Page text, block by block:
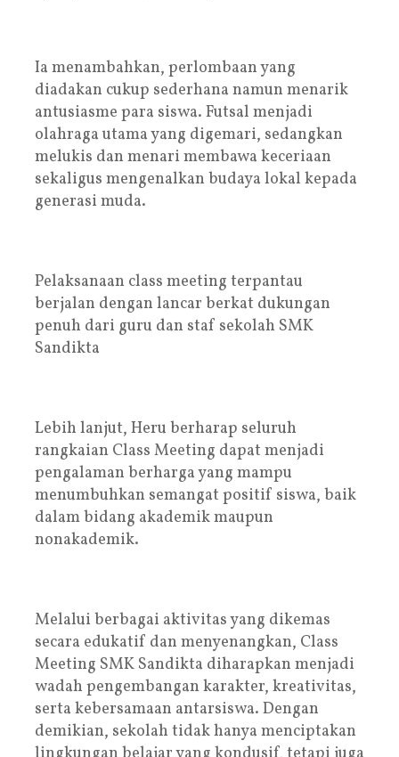
Ia menambahkan, perlombaan yang
diadakan cukup sederhana namun menarik
antusiasme para siswa. Futsal menjadi
olahraga utama yang digemari, sedangkan
melukis dan menari membawa keceriaan
sekaligus mengenalkan budaya lokal kepada
generasi muda.
Pelaksanaan class meeting terpantau
berjalan dengan lancar berkat dukungan
penuh dari guru dan staf sekolah SMK
Sandikta
Lebih lanjut, Heru berharap seluruh
rangkaian Class Meeting dapat menjadi
pengalaman berharga yang mampu
menumbuhkan semangat positif siswa, baik
dalam bidang akademik maupun
nonakademik.
Melalui berbagai aktivitas yang dikemas
secara edukatif dan menyenangkan, Class
Meeting SMK Sandikta diharapkan menjadi
wadah pengembangan karakter, kreativitas,
serta kebersamaan antarsiswa. Dengan
demikian, sekolah tidak hanya menciptakan